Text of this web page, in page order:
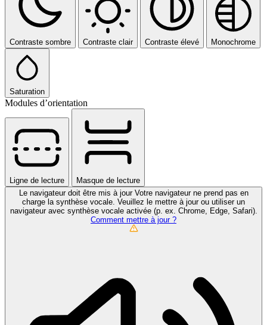
Contraste sombre Contraste clair Contraste élevé Monochrome
Saturation
Modules d’orientation
Ligne de lecture
Masque de lecture
Le navigateur doit être mis à jour Votre navigateur ne prend pas en
charge la synthèse vocale. Veuillez le mettre à jour ou utiliser un
navigateur avec synthèse vocale activée (p. ex. Chrome, Edge, Safari).
Comment mettre à jour ?